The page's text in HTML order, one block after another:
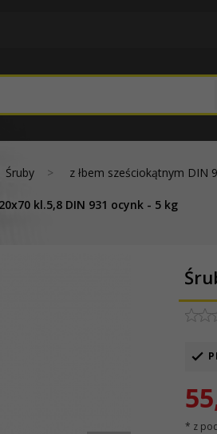
Śruby z łbem sześciokątnym DIN
kl.5,8 DIN 931 ocynk - 5 kg
* z